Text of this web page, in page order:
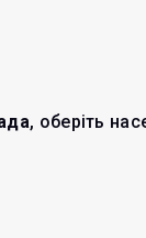
, оберіть